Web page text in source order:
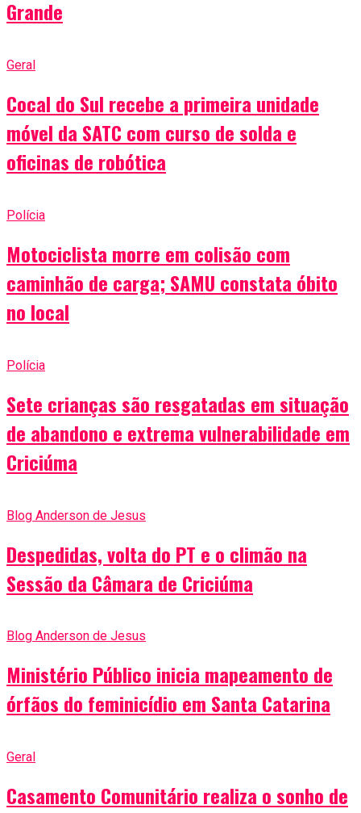
Grande
Geral
Cocal do Sul recebe a primeira unidade
móvel da SATC com curso de solda e
oficinas de robótica
Polícia
Motociclista morre em colisão com
caminhão de carga; SAMU constata óbito
no local
Polícia
Sete crianças são resgatadas em situação
de abandono e extrema vulnerabilidade em
Criciúma
Blog Anderson de Jesus
Despedidas, volta do PT e o climão na
Sessão da Câmara de Criciúma
Blog Anderson de Jesus
Ministério Público inicia mapeamento de
órfãos do feminicídio em Santa Catarina
Geral
Casamento Comunitário realiza o sonho de